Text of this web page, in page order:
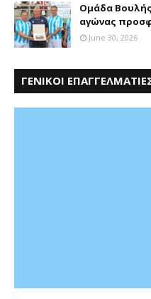
Ομάδα
αγώνας
June 30, 2026
ΓΕΝΙΚΟΙ